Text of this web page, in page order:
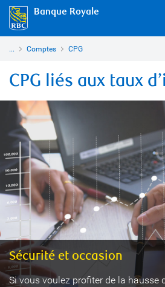
Banque Royale
... Comptes CPG
CPG liés aux taux
Sécurité et occasion
Si vous voulez profiter de la hausse